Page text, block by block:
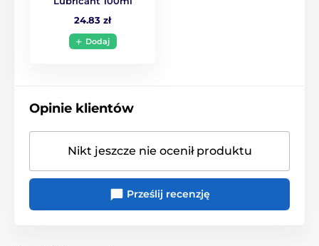
Produkt znajduje się w kategoriach
Cienkie prezerwatywy
24.83 zł
Dodaj
Opinie klientów
Nikt jeszcze nie ocenił produktu
Prześlij recenzję